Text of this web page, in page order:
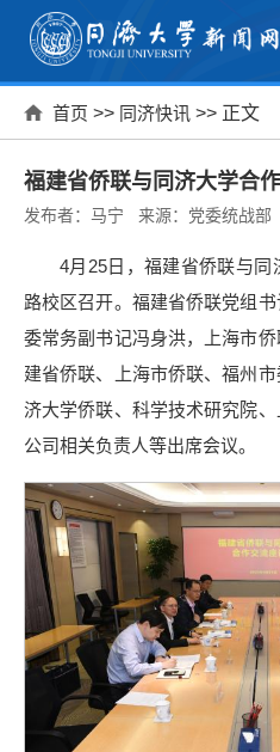
首页 >> 同济快讯 >> 正文
福建省侨联与同济大学合
发布者：马宁 来源：党委统战
4月25日，福建省侨联与
路校区召开。福建省侨联党组
委常务副书记冯身洪，上海市
建省侨联、上海市侨联、福州
济大学侨联、科学技术研究院
公司相关负责人等出席会议。